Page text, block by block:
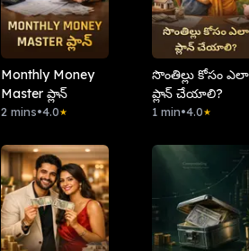
Monthly Money
Master ప్లాన్
2 mins•4.0★
సొంతిల్లు కోసం ఎలా
ప్లాన్ చేయాలి?
1 min•4.0★